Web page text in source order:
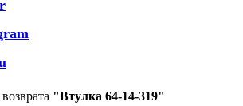
"Втулка 64-14-319"